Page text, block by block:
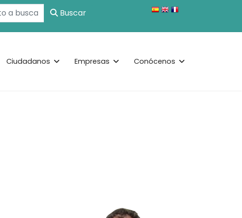
Buscar
Ciudadanos Empresas Conócenos